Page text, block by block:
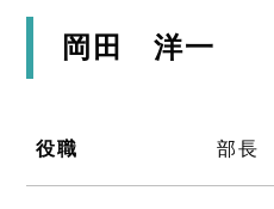
岡田 洋一
役職 部長